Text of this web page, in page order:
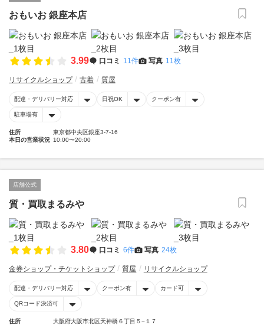
おもいお 銀座本店
3.99 口コミ 11件 写真 11枚
リサイクルショップ 古着 質屋
配達・デリバリー対応 日祝OK クーポン有
駐車場有
住所
東京都中央区銀座3-7-16
本日の営業状況 10:00〜20:00
店舗公式
質・買取まるみや
3.80 口コミ 6件 写真 24枚
金券ショップ・チケットショップ 質屋 リサイクルショップ
配達・デリバリー対応 クーポン有 カード可
QRコード決済可
住所
大阪府大阪市北区天神橋６丁目５−１７